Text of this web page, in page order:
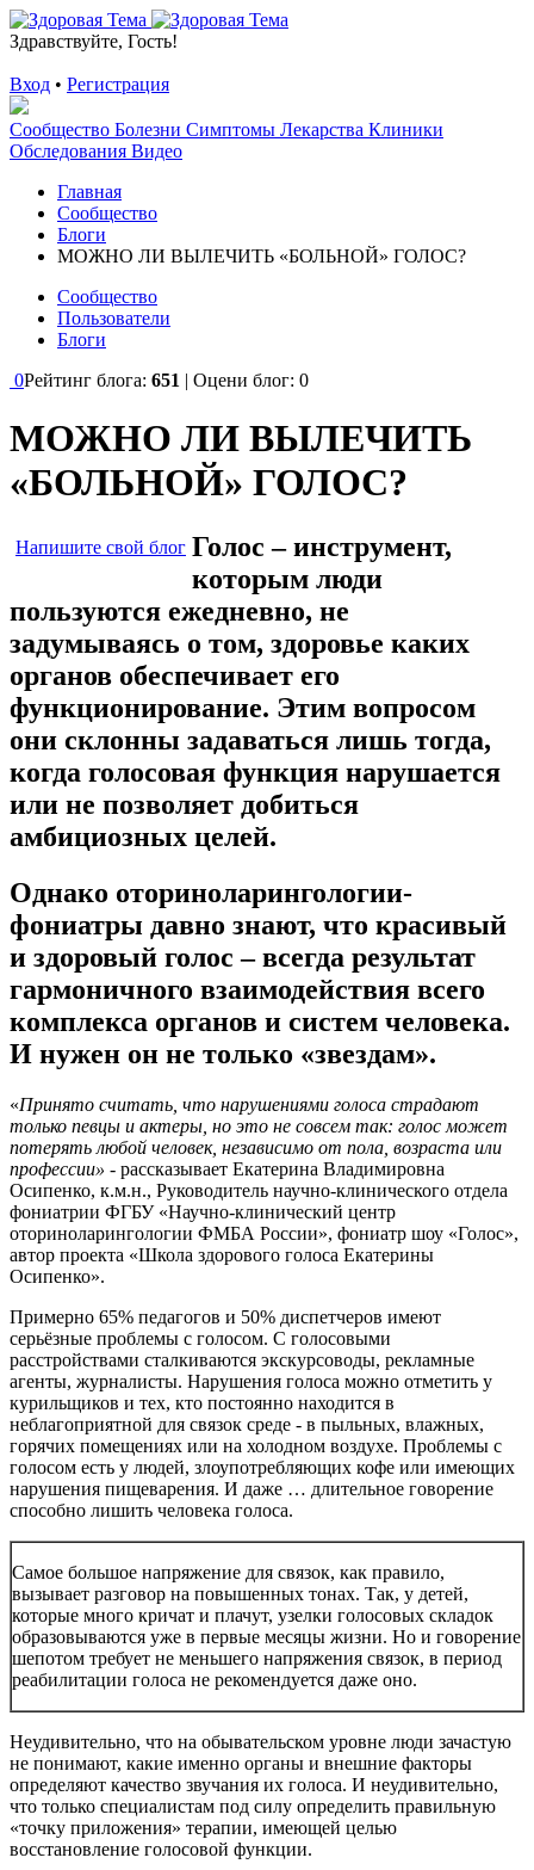
Здравствуйте, Гость!
Вход • Регистрация
Сообщество Болезни Симптомы Лекарства Клиники
Обследования Видео
Главная
Сообщество
Блоги
МОЖНО ЛИ ВЫЛЕЧИТЬ «БОЛЬНОЙ» ГОЛОС?
Сообщество
Пользователи
Блоги
0Рейтинг блога: 651 | Оцени блог: 0
МОЖНО ЛИ ВЫЛЕЧИТЬ
«БОЛЬНОЙ» ГОЛОС?
Напишите свой блог Голос – инструмент,
которым люди
пользуются ежедневно, не
задумываясь о том, здоровье каких
органов обеспечивает его
функционирование. Этим вопросом
они склонны задаваться лишь тогда,
когда голосовая функция нарушается
или не позволяет добиться
амбициозных целей.
Однако оториноларингологии-
фониатры давно знают, что красивый
и здоровый голос – всегда результат
гармоничного взаимодействия всего
комплекса органов и систем человека.
И нужен он не только «звездам».
«Принято считать, что нарушениями голоса страдают
только певцы и актеры, но это не совсем так: голос может
потерять любой человек, независимо от пола, возраста или
профессии» - рассказывает Екатерина Владимировна
Осипенко, к.м.н., Руководитель научно-клинического отдела
фониатрии ФГБУ «Научно-клинический центр
оториноларингологии ФМБА России», фониатр шоу «Голос»,
автор проекта «Школа здорового голоса Екатерины
Осипенко».
Примерно 65% педагогов и 50% диспетчеров имеют
серьёзные проблемы с голосом. С голосовыми
расстройствами сталкиваются экскурсоводы, рекламные
агенты, журналисты. Нарушения голоса можно отметить у
курильщиков и тех, кто постоянно находится в
неблагоприятной для связок среде - в пыльных, влажных,
горячих помещениях или на холодном воздухе. Проблемы с
голосом есть у людей, злоупотребляющих кофе или имеющих
нарушения пищеварения. И даже … длительное говорение
способно лишить человека голоса.
Самое большое напряжение для связок, как правило,
вызывает разговор на повышенных тонах. Так, у детей,
которые много кричат и плачут, узелки голосовых складок
образовываются уже в первые месяцы жизни. Но и говорение
шепотом требует не меньшего напряжения связок, в период
реабилитации голоса не рекомендуется даже оно.
Неудивительно, что на обывательском уровне люди зачастую
не понимают, какие именно органы и внешние факторы
определяют качество звучания их голоса. И неудивительно,
что только специалистам под силу определить правильную
«точку приложения» терапии, имеющей целью
восстановление голосовой функции.